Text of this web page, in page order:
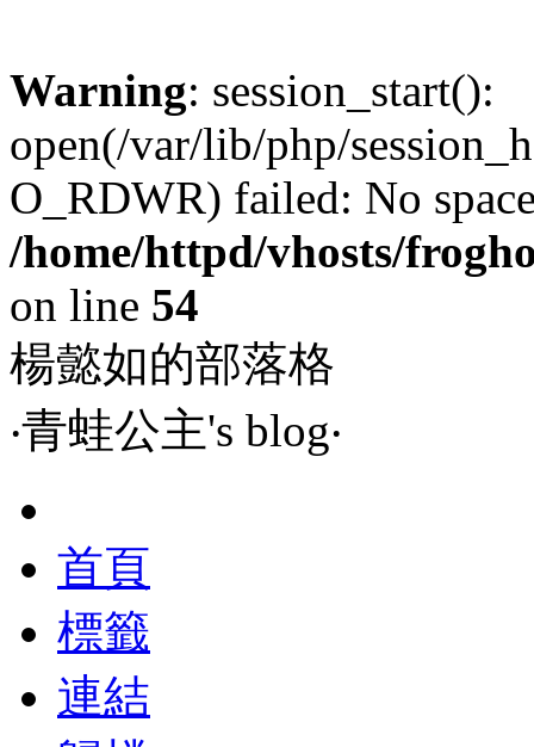
Warning: session_start():
open(/var/lib/php/
O_RDWR) failed: No
/home/httpd/vhosts/
on line 54
楊懿如的部落格
‧青蛙公主's blog‧
首頁
標籤
連結